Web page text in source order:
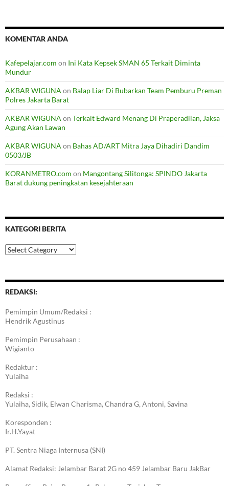
KOMENTAR ANDA
Kafepelajar.com on Ini Kata Kepsek SMAN 65 Terkait Diminta
Mundur
AKBAR WIGUNA on Balap Liar Di Bubarkan Team Pemburu Preman
Polres Jakarta Barat
AKBAR WIGUNA on Terkait Edward Menang Di Praperadilan, Jaksa
Agung Akan Lawan
AKBAR WIGUNA on Bahas AD/ART Mitra Jaya Dihadiri Dandim
0503/JB
KORANMETRO.com on Mangontang Silitonga: SPINDO Jakarta
Barat dukung peningkatan kesejahteraan
KATEGORI BERITA
Kategori
Berita
REDAKSI:
Pemimpin Umum/Redaksi :
Hendrik Agustinus
Pemimpin Perusahaan :
Wigianto
Redaktur :
Yulaiha
Redaksi :
Yulaiha, Sidik, Elwan Charisma, Chandra G, Antoni, Savina
Koresponden :
Ir.H.Yayat
PT. Sentra Niaga Internusa (SNI)
Alamat Redaksi: Jelambar Barat 2G no 459 Jelambar Baru JakBar